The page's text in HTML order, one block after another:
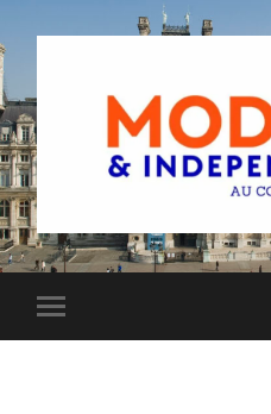
Toggle
mobile